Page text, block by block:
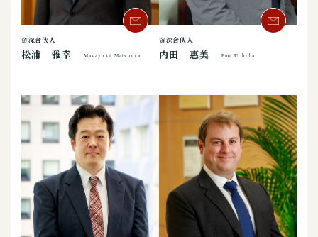
资深合伙人
松浦 雅幸 Masayuki Matsuura
资深合伙人
内田 惠美 Emi Uchida